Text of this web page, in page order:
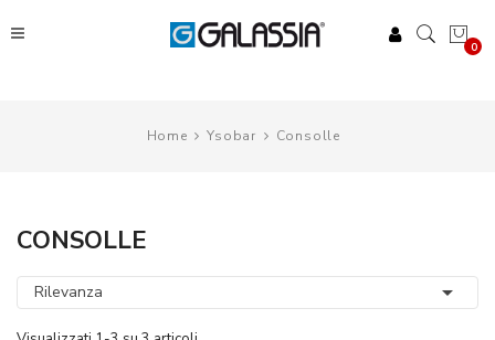
0
Home Ysobar Consolle
CONSOLLE
Rilevanza 